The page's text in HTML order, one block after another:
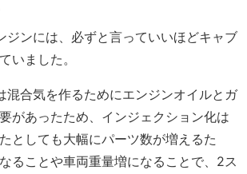
ジンには、必ずと言っていいほどキャブ
いました。
混合気を作るためにエンジンオイルとガ
があったため、インジェクション化は
としても大幅にパーツ数が増えるた
ることや車両重量増になることで、2ス